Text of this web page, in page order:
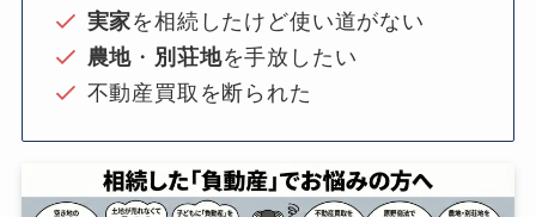
実家を相続したけど使い道がない
農地 ・ 別荘地を手放したい
不動産買取を断られた